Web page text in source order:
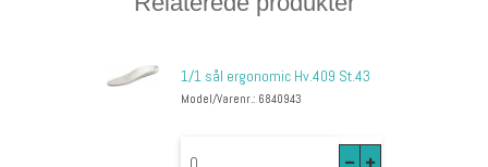
1/1 sål ergonomic Hv.409 St.43
Model/Varenr.: 6840943